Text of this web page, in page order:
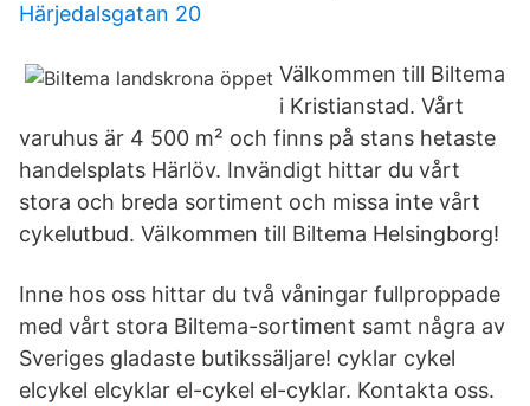
Härjedalsgatan 20
Välkommen till Biltema
i Kristianstad. Vårt
varuhus är 4 500 m² och finns på stans hetaste
handelsplats Härlöv. Invändigt hittar du vårt
stora och breda sortiment och missa inte vårt
cykelutbud. Välkommen till Biltema Helsingborg!
Inne hos oss hittar du två våningar fullproppade
med vårt stora Biltema-sortiment samt några av
Sveriges gladaste butikssäljare! cyklar cykel
elcykel elcyklar el-cykel el-cyklar. Kontakta oss.